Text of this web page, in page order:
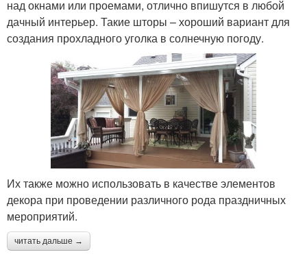
над окнами или проемами, отлично впишутся в любой
дачный интерьер. Такие шторы – хороший вариант для
создания прохладного уголка в солнечную погоду.
Их также можно использовать в качестве элементов
декора при проведении различного рода праздничных
мероприятий.
читать дальше →